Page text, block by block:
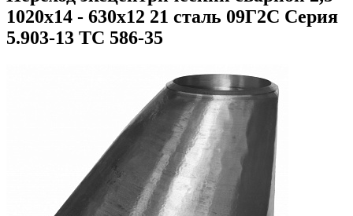
1020х14 - 630х12 21 сталь 09Г2С Серия
5.903-13 ТС 586-35